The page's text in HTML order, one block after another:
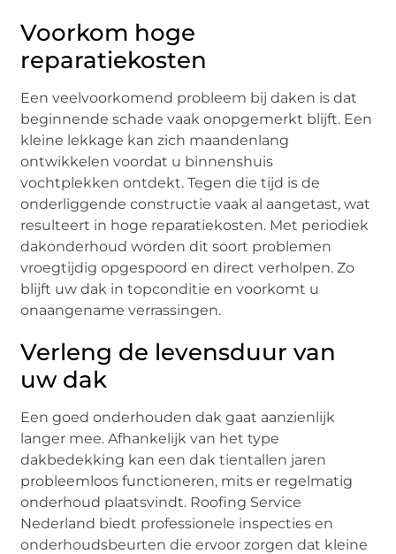
Voorkom hoge
reparatiekosten
Een veelvoorkomend probleem bij daken is dat
beginnende schade vaak onopgemerkt blijft. Een
kleine lekkage kan zich maandenlang
ontwikkelen voordat u binnenshuis
vochtplekken ontdekt. Tegen die tijd is de
onderliggende constructie vaak al aangetast, wat
resulteert in hoge reparatiekosten. Met periodiek
dakonderhoud worden dit soort problemen
vroegtijdig opgespoord en direct verholpen. Zo
blijft uw dak in topconditie en voorkomt u
onaangename verrassingen.
Verleng de levensduur van
uw dak
Een goed onderhouden dak gaat aanzienlijk
langer mee. Afhankelijk van het type
dakbedekking kan een dak tientallen jaren
probleemloos functioneren, mits er regelmatig
onderhoud plaatsvindt. Roofing Service
Nederland biedt professionele inspecties en
onderhoudsbeurten die ervoor zorgen dat kleine